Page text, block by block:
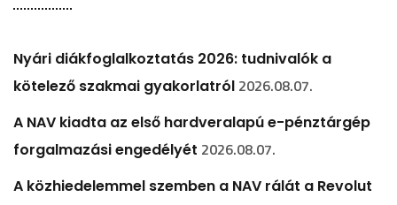
Nyári diákfoglalkoztatás 2026: tudnivalók a
kötelező szakmai gyakorlatról 2026.08.07.
A NAV kiadta az első hardveralapú e-pénztárgép
forgalmazási engedélyét 2026.08.07.
A közhiedelemmel szemben a NAV rálát a Revolut